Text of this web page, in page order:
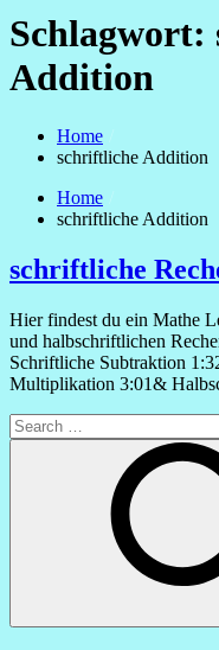
Schlagwort:
Addition
Home
schriftliche Addition
Home
schriftliche Addition
schriftliche
Hier findest du ein Mathe
und halbschriftlichen
Schriftliche Subtraktion
Multiplikation 3:01&
Search
for: